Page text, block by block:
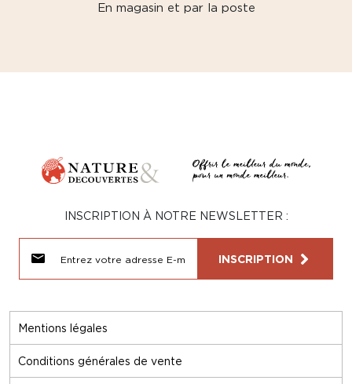
En magasin et par la poste
Mentions légales
Conditions générales de vente
INSCRIPTION À NOTRE NEWSLETTER :
INSCRIPTION